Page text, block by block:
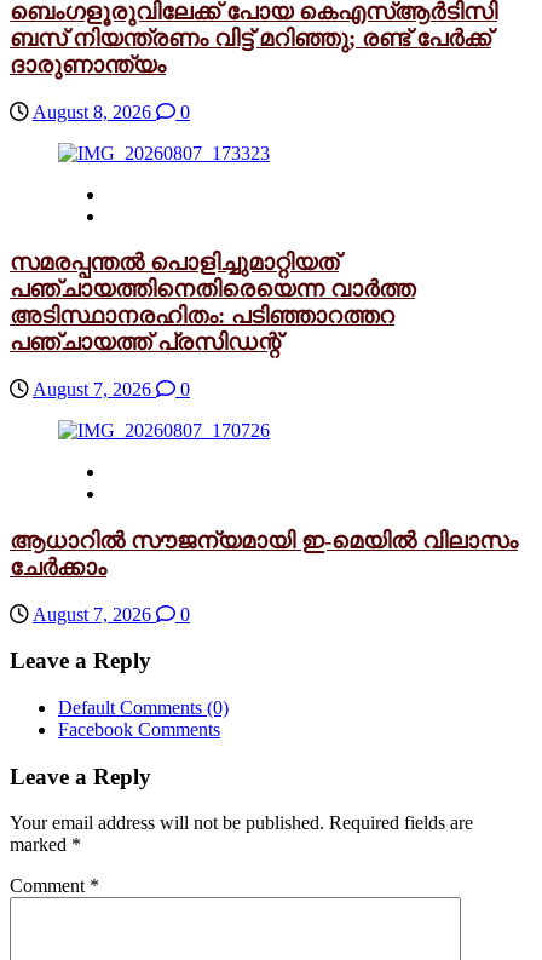
ബെംഗളൂരുവിലേക്ക് പോയ കെഎസ്ആർടിസി
ബസ് നിയന്ത്രണം വിട്ട് മറിഞ്ഞു; രണ്ട് പേർക്ക്
ദാരുണാന്ത്യം
August 8, 2026 0
സമരപ്പന്തൽ പൊളിച്ചുമാറ്റിയത്
പഞ്ചായത്തിനെതിരെയെന്ന വാർത്ത
അടിസ്ഥാനരഹിതം: പടിഞ്ഞാറത്തറ
പഞ്ചായത്ത് പ്രസിഡന്റ്
August 7, 2026 0
ആധാറിൽ സൗജന്യമായി ഇ-മെയിൽ വിലാസം
ചേർക്കാം
August 7, 2026 0
Leave a Reply
Default Comments (0)
Facebook Comments
Leave a Reply
Your email address will not be published. Required fields are
marked *
Comment *